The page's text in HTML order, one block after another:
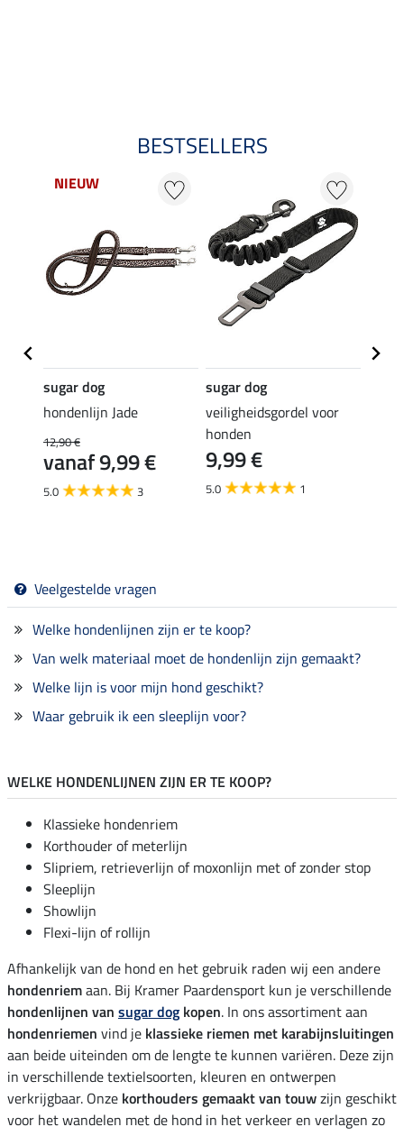
BESTSELLERS
NIEUW
sugar dog
hondenlijn Jade
12,90 €
vanaf 9,99 €
5.0 3
sugar dog
veiligheidsgordel voor
honden
9,99 €
5.0 1
Veelgestelde vragen
Welke hondenlijnen zijn er te koop?
Van welk materiaal moet de hondenlijn zijn gemaakt?
Welke lijn is voor mijn hond geschikt?
Waar gebruik ik een sleeplijn voor?
WELKE HONDENLIJNEN ZIJN ER TE KOOP?
Klassieke hondenriem
Korthouder of meterlijn
Slipriem, retrieverlijn of moxonlijn met of zonder stop
Sleeplijn
Showlijn
Flexi-lijn of rollijn
Afhankelijk van de hond en het gebruik raden wij een andere
hondenriemaan. Bij Kramer Paardensport kun je verschillende
hondenlijnen van sugar dog kopen. In ons assortiment aan
hondenriemen vind je klassieke riemen met karabijnsluitingen
aan beide uiteinden om de lengte te kunnen variëren. Deze zijn
in verschillende textielsoorten, kleuren en ontwerpen
verkrijgbaar. Onze korthouders gemaakt van touwzijn geschikt
voor het wandelen met de hond in het verkeer en verlagen zo